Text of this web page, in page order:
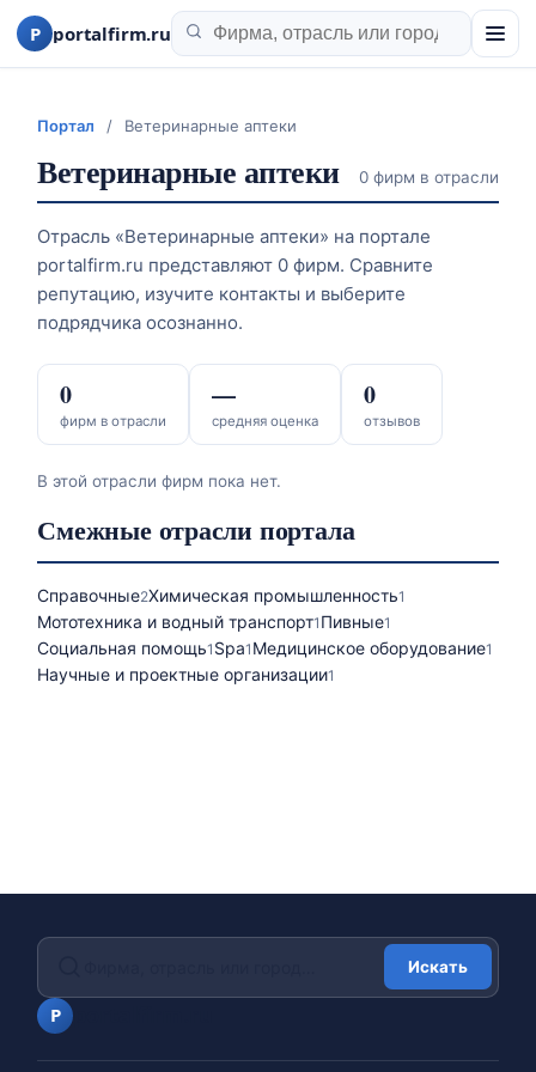
P portalfirm.ru
Портал / Ветеринарные аптеки
Ветеринарные аптеки 0 фирм в отрасли
Отрасль «Ветеринарные аптеки» на портале
portalfirm.ru представляют 0 фирм. Сравните
репутацию, изучите контакты и выберите
подрядчика осознанно.
фирм в отрасли
0
средняя оценка
—
отзывов
0
В этой отрасли фирм пока нет.
Смежные отрасли портала
Справочные2Химическая промышленность1
Мототехника и водный транспорт1 Пивные1
Социальная помощь1 Spa1 Медицинское оборудование1
Научные и проектные организации1
P
Искать